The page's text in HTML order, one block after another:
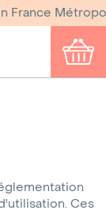
France
Ces